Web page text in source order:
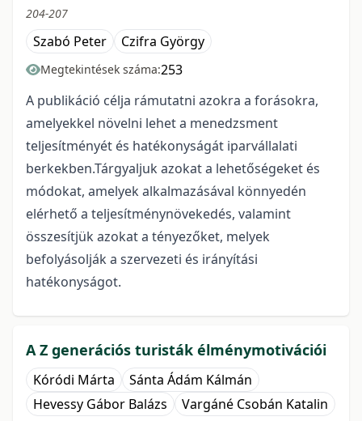
204-207
Szabó Peter Czifra György
Megtekintések száma:253
A publikáció célja rámutatni azokra a forásokra,
amelyekkel növelni lehet a menedzsment
teljesítményét és hatékonyságát iparvállalati
berkekben.Tárgyaljuk azokat a lehetőségeket és
módokat, amelyek alkalmazásával könnyedén
elérhető a teljesítménynövekedés, valamint
összesítjük azokat a tényezőket, melyek
befolyásolják a szervezeti és irányítási
hatékonyságot.
A Z generációs turisták élménymotivációi
Kóródi Márta
Sánta Ádám Kálmán
Hevessy Gábor Balázs
Vargáné Csobán Katalin